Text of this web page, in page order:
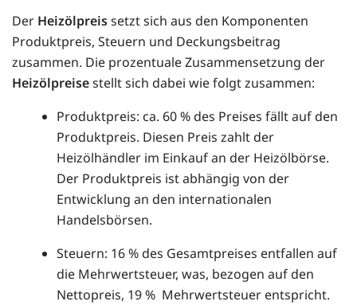
Der Heizölpreissetzt sich aus den Komponenten
Produktpreis, Steuern und Deckungsbeitrag
zusammen. Die prozentuale Zusammensetzung der
Heizölpreisestellt sich dabei wie folgt zusammen:
Produktpreis: ca. 60 % des Preises fällt auf den
Produktpreis. Diesen Preis zahlt der
Heizölhändler im Einkauf an der Heizölbörse.
Der Produktpreis ist abhängig von der
Entwicklung an den internationalen
Handelsbörsen.
Steuern: 16 % des Gesamtpreises entfallen auf
die Mehrwertsteuer, was, bezogen auf den
Nettopreis, 19 % Mehrwertsteuer entspricht.